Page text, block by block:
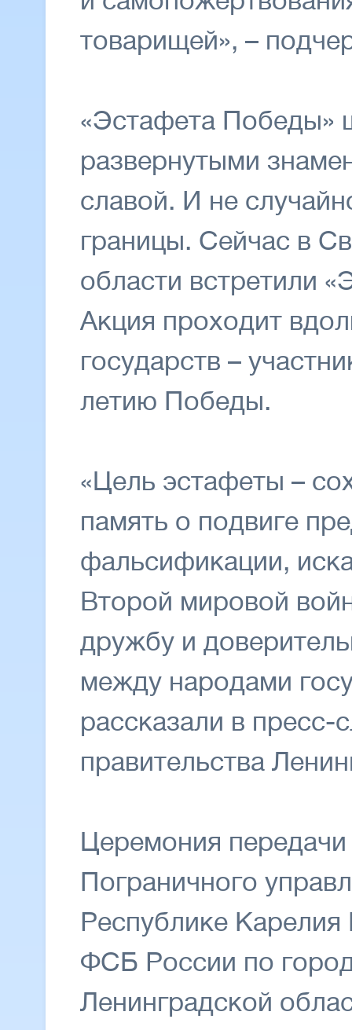
товарищей», –
«Эстафета Победы»
развернутыми
славой. И не
границы. Сейчас в
области встретили
Акция проходит
государств –
летию Победы.
«Цель эстафеты –
память о подвиге
фальсификации,
Второй мировой
дружбу и
между народами
рассказали в пресс-
правительства
Церемония
Пограничного
Республике
ФСБ России по
Ленинградской